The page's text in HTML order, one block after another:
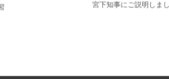
宮下知事にご説明しま